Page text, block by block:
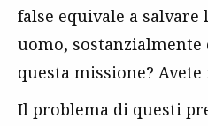
false equivale a salvare
uomo, sostanzialmente
questa missione?
Il problema di questi